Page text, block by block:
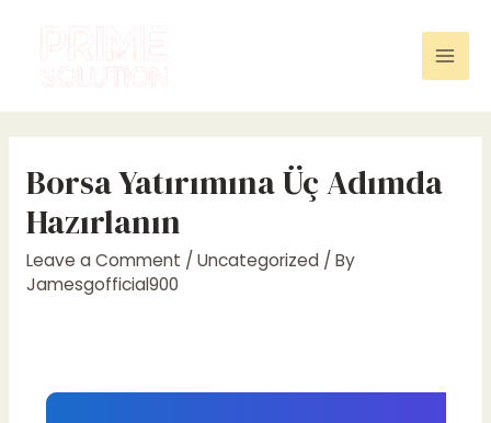
Borsa Yatırımına Üç Adımda
Hazırlanın
Leave a Comment / Uncategorized/ By
Jamesgofficial900